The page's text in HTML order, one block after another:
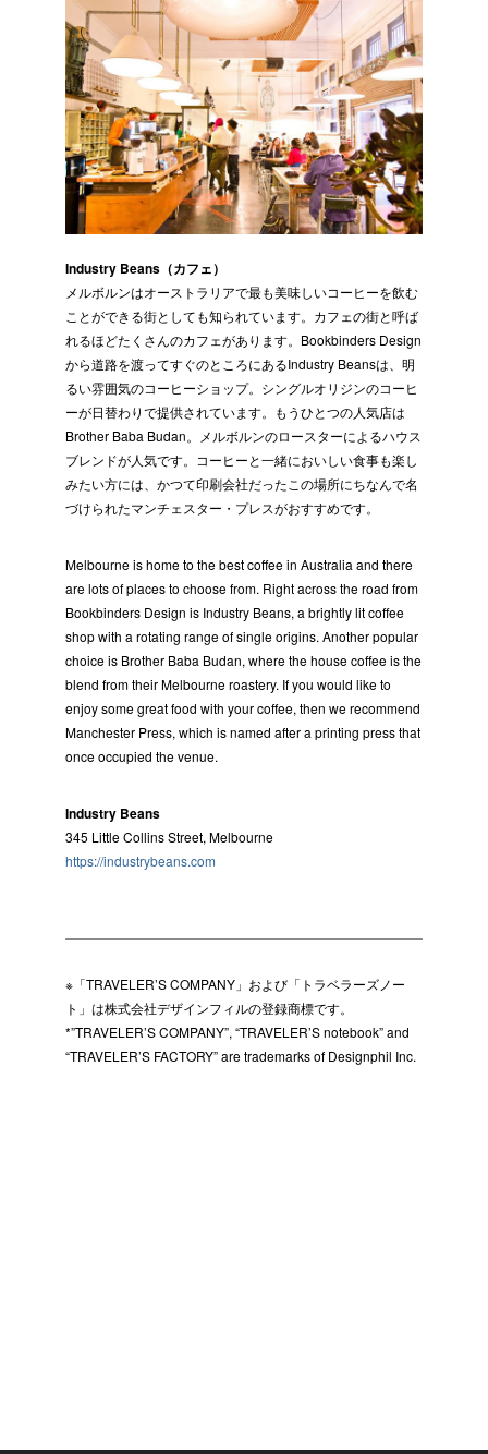
Industry Beans（カフェ）
メルボルンはオーストラリアで最も美味しいコーヒーを飲む
ことができる街としても知られています。カフェの街と呼ば
れるほどたくさんのカフェがあります。Bookbinders Design
から道路を渡ってすぐのところにあるIndustry Beansは、明
るい雰囲気のコーヒーショップ。シングルオリジンのコーヒ
ーが日替わりで提供されています。もうひとつの人気店は
Brother Baba Budan。メルボルンのロースターによるハウス
ブレンドが人気です。コーヒーと一緒においしい食事も楽し
みたい方には、かつて印刷会社だったこの場所にちなんで名
づけられたマンチェスター・プレスがおすすめです。
Melbourne is home to the best coffee in Australia and there
are lots of places to choose from. Right across the road from
Bookbinders Design is Industry Beans, a brightly lit coffee
shop with a rotating range of single origins. Another popular
choice is Brother Baba Budan, where the house coffee is the
blend from their Melbourne roastery. If you would like to
enjoy some great food with your coffee, then we recommend
Manchester Press, which is named after a printing press that
once occupied the venue.
Industry Beans
345 Little Collins Street, Melbourne
https://industrybeans.com
※「TRAVELER’S COMPANY」および「トラベラーズノー
ト」は株式会社デザインフィルの登録商標です。
*”TRAVELER’S COMPANY”, “TRAVELER’S notebook” and
“TRAVELER’S FACTORY” are trademarks of Designphil Inc.